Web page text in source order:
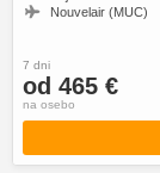
Nouvelair (MUC)
7 dni
od 465 €
na osebo